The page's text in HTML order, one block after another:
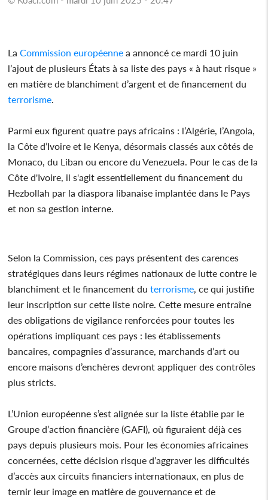
LaCommission européenne a annoncé ce mardi 10 juin
l’ajout de plusieurs États à sa liste des pays « à haut risque »
en matière de blanchiment d’argent et de financement du
terrorisme
Parmi eux figurent quatre pays africains : l’Algérie, l’Angola,
la Côte d’Ivoire et le Kenya, désormais classés aux côtés de
Monaco, du Liban ou encore du Venezuela. Pour le cas de la
Côte d'Ivoire, il s'agit essentiellement du financement du
Hezbollah par la diaspora libanaise implantée dans le Pays
et non sa gestion interne.
Selon la Commission, ces pays présentent des carences
stratégiques dans leurs régimes nationaux de lutte contre le
blanchiment et le financement duterrorisme , ce qui justifie
leur inscription sur cette liste noire. Cette mesure entraîne
des obligations de vigilance renforcées pour toutes les
opérations impliquant ces pays : les établissements
bancaires, compagnies d’assurance, marchands d’art ou
encore maisons d’enchères devront appliquer des contrôles
plus stricts.
L’Union européenne s’est alignée sur la liste établie par le
Groupe d’action financière (GAFI), où figuraient déjà ces
pays depuis plusieurs mois. Pour les économies africaines
concernées, cette décision risque d’aggraver les difficultés
d’accès aux circuits financiers internationaux, en plus de
ternir leur image en matière de gouvernance et de